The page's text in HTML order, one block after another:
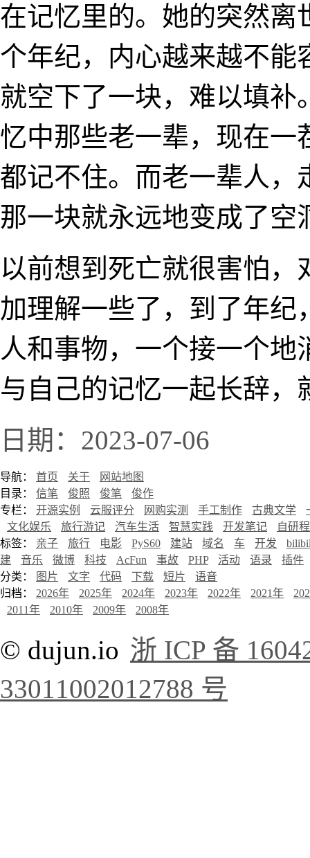
在记忆里的。她的突然离
个年纪，内心越来越不能
就空下了一块，难以填
忆中那些老一辈，现在一
都记不住。而老一辈人，
那一块就永远地变成了空
以前想到死亡就很害怕
加理解一些了，到了年
人和事物，一个接一个
与自己的记忆一起长辞，
日期：2023-07-06
导航： 首页 关于
网站地图
目录： 信笔 俊照 俊笔
俊作
专栏： 开源实例 云服评分 网购实测 手工制作 古典文学
文化娱乐
旅行游记 汽车生活 智慧实践 开发笔记
自研
标签： 亲子 旅行 电影 PyS60 建站 域名 车 开发
建
音乐 微博 科技 AcFun 事故 PHP 活动 语录
插件
分类：
图片 文字 代码 下载 短片
语音
归档： 2026年 2025年 2024年 2023年 2022年 2021年
2011年
2010年 2009年 2008年
© dujun.io 浙 ICP 备
33011002012788 号